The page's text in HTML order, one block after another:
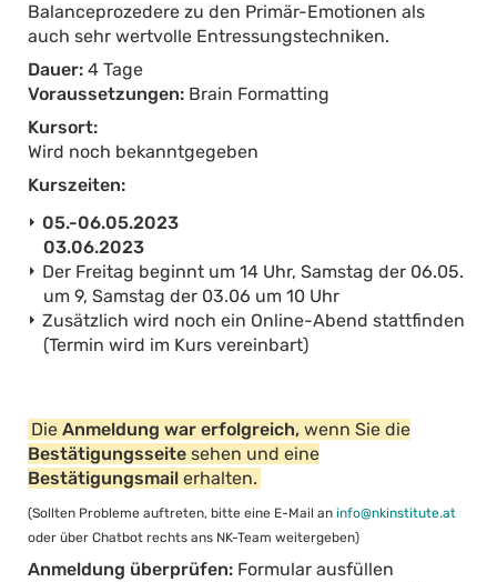
Balanceprozedere zu den Primär-Emotionen als
auch sehr wertvolle Entressungstechniken.
Dauer:4 Tage
Voraussetzungen:Brain Formatting
Kursort:
Wird noch bekanntgegeben
Kurszeiten:
05.-06.05.2023
03.06.2023
Der Freitag beginnt um 14 Uhr, Samstag der 06.05.
um 9, Samstag der 03.06 um 10 Uhr
Zusätzlich wird noch ein Online-Abend stattfinden
(Termin wird im Kurs vereinbart)
Die Anmeldung war erfolgreich, wenn Sie die
Bestätigungsseite sehen und eine
Bestätigungsmail erhalten.
(Sollten Probleme auftreten, bitte eine E-Mail an info@nkinstitute.at
oder über Chatbot rechts ans NK-Team weitergeben)
Anmeldung überprüfen:Formular ausfüllen